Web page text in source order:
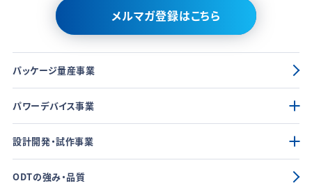
メルマガ登録はこちら
パッケージ量産事業
パワーデバイス事業
設計開発・試作事業
ODTの強み・品質